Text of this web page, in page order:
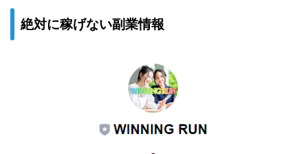
絶対に稼げない副業情報